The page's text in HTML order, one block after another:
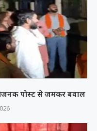
पोस्ट से जमकर बवाल